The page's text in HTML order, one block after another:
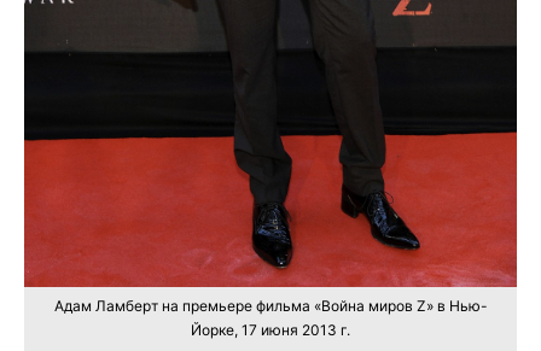
Адам Ламберт на премьере фильма «Война миров Z» в Нью-
Йорке, 17 июня 2013 г.